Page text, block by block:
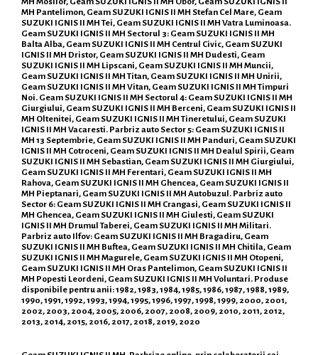
MH Pantelimon, Geam SUZUKI IGNIS II MH Stefan Cel Mare, Geam
SUZUKI IGNIS II MH Tei, Geam SUZUKI IGNIS II MH Vatra Luminoasa.
Geam SUZUKI IGNIS II MH Sectorul 3: Geam SUZUKI IGNIS II MH
Balta Alba, Geam SUZUKI IGNIS II MH Centrul Civic, Geam SUZUKI
IGNIS II MH Dristor, Geam SUZUKI IGNIS II MH Dudesti, Geam
SUZUKI IGNIS II MH Lipscani, Geam SUZUKI IGNIS II MH Muncii,
Geam SUZUKI IGNIS II MH Titan, Geam SUZUKI IGNIS II MH Unirii,
Geam SUZUKI IGNIS II MH Vitan, Geam SUZUKI IGNIS II MH Timpuri
Noi. Geam SUZUKI IGNIS II MH Sectorul 4: Geam SUZUKI IGNIS II MH
Giurgiului, Geam SUZUKI IGNIS II MH Berceni, Geam SUZUKI IGNIS II
MH Oltenitei, Geam SUZUKI IGNIS II MH Tineretului, Geam SUZUKI
IGNIS II MH Vacaresti. Parbriz auto Sector 5: Geam SUZUKI IGNIS II
MH 13 Septembrie, Geam SUZUKI IGNIS II MH Panduri, Geam SUZUKI
IGNIS II MH Cotroceni, Geam SUZUKI IGNIS II MH Dealul Spirii, Geam
SUZUKI IGNIS II MH Sebastian, Geam SUZUKI IGNIS II MH Giurgiului,
Geam SUZUKI IGNIS II MH Ferentari, Geam SUZUKI IGNIS II MH
Rahova, Geam SUZUKI IGNIS II MH Ghencea, Geam SUZUKI IGNIS II
MH Pieptanari, Geam SUZUKI IGNIS II MH Autobuzul. Parbriz auto
Sector 6: Geam SUZUKI IGNIS II MH Crangasi, Geam SUZUKI IGNIS II
MH Ghencea, Geam SUZUKI IGNIS II MH Giulesti, Geam SUZUKI
IGNIS II MH Drumul Taberei, Geam SUZUKI IGNIS II MH Militari.
Parbriz auto Ilfov: Geam SUZUKI IGNIS II MH Bragadiru, Geam
SUZUKI IGNIS II MH Buftea, Geam SUZUKI IGNIS II MH Chitila, Geam
SUZUKI IGNIS II MH Magurele, Geam SUZUKI IGNIS II MH Otopeni,
Geam SUZUKI IGNIS II MH Oras Pantelimon, Geam SUZUKI IGNIS II
MH Popesti Leordeni, Geam SUZUKI IGNIS II MH Voluntari. Produse
disponibile pentru anii: 1982, 1983, 1984, 1985, 1986, 1987, 1988, 1989,
1990, 1991, 1992, 1993, 1994, 1995, 1996, 1997, 1998, 1999, 2000, 2001,
2002, 2003, 2004, 2005, 2006, 2007, 2008, 2009, 2010, 2011, 2012,
2013, 2014, 2015, 2016, 2017, 2018, 2019, 2020